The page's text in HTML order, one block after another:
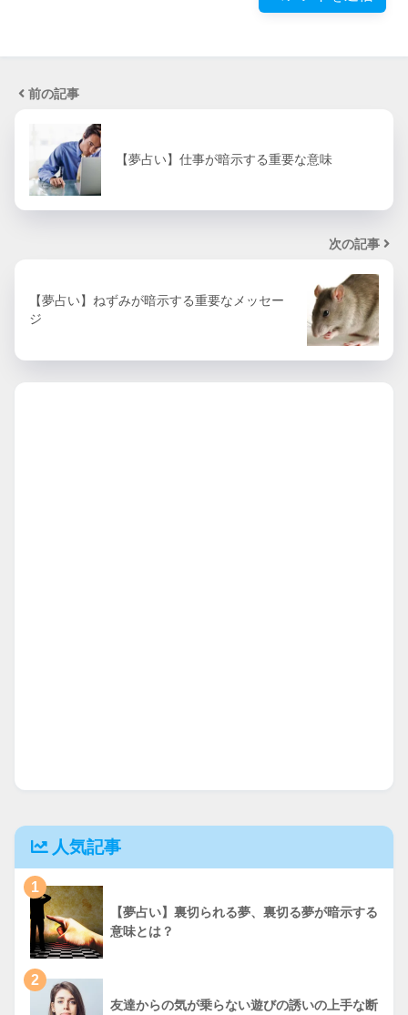
前の記事
【夢占い】仕事が暗示する重要な意味
次の記事
【夢占い】ねずみが暗示する重要なメッセー
ジ
人気記事
1
【夢占い】裏切られる夢、裏切る夢が暗示する
意味とは？
2
友達からの気が乗らない遊びの誘いの上手な断